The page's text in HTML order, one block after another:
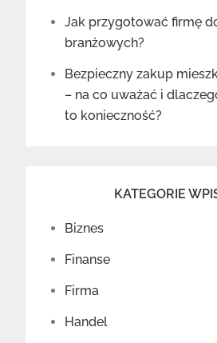
Jak przygotować firmę
branżowych?
Bezpieczny zakup
– na co uważać i
to konieczność?
KATEGORIE
Biznes
Finanse
Firma
Handel